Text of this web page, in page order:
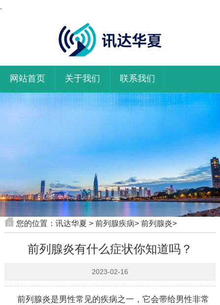
.
网站首页 关于我们 联系我们
您的位置： 讯达华夏 > 前列腺疾病> 前列腺炎>
前列腺炎有什么症状你知道吗？
2023-02-16
前列腺炎是男性常见的疾病之一，它会带给男性非常